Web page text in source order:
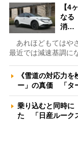
【4
なる
消…
あれほどもてはや
最近では減速基調に
《雪道の対応力
ー」の真価 「タ
乗り込むと同時に
た 「日産ルーク